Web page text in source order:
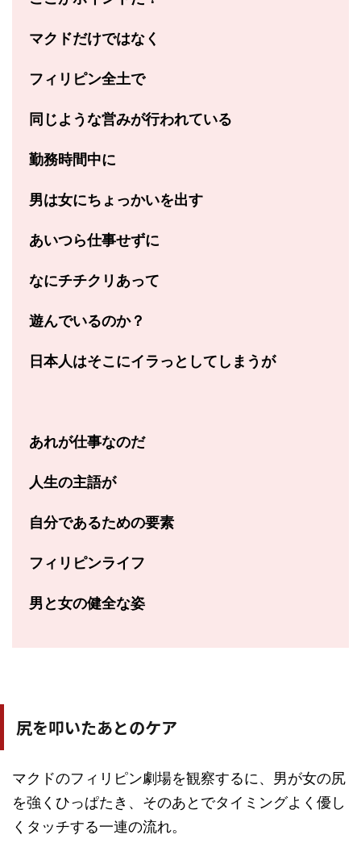
マクドだけではなく
フィリピン全土で
同じような営みが行われている
勤務時間中に
男は女にちょっかいを出す
あいつら仕事せずに
なにチチクリあって
遊んでいるのか？
日本人はそこにイラっとしてしまうが
あれが仕事なのだ
人生の主語が
自分であるための要素
フィリピンライフ
男と女の健全な姿
尻を叩いたあとのケア
マクドのフィリピン劇場を観察するに、男が女の尻
を強くひっぱたき、そのあとでタイミングよく優し
くタッチする一連の流れ。